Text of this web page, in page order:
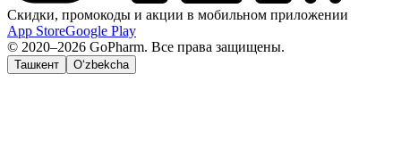
Скидки, промокоды и акции в мобильном приложении
App StoreGoogle Play
© 2020–2026 GoPharm. Все права защищены.
Ташкент O‘zbekcha